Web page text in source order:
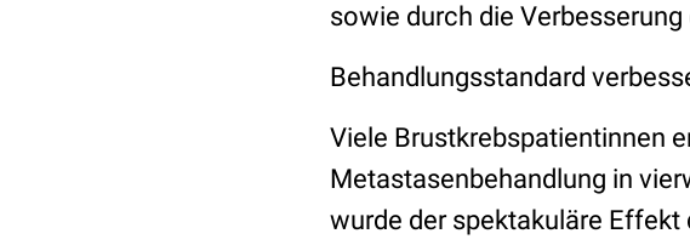
sowie durch die
Behandlungsstandard
Viele Brustkrebspatientinnen
Metastasenbehandlung in
wurde der spektakuläre